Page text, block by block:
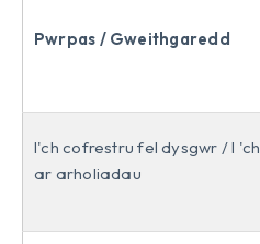
Pwrpas / Gweithgaredd
I'ch cofrestru fel dysgwr / I
ar arholiadau